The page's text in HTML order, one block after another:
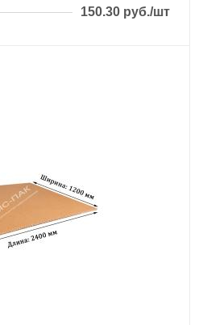
150.30 руб./шт